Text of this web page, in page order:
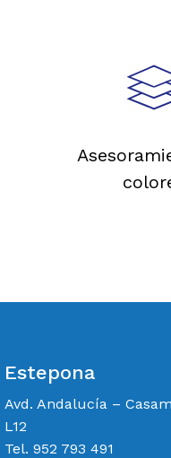
Estepona
Avd. Andalucía –
L12
Tel. 952 793 491